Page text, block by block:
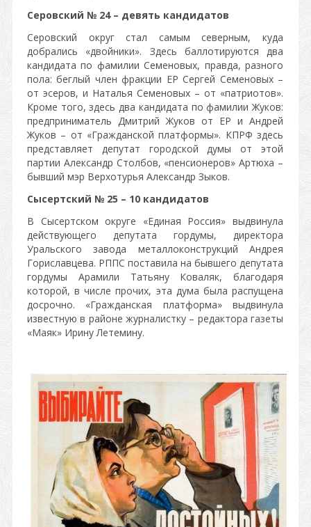
Серовский № 24 – девять кандидатов
Серовский округ стал самым северным, куда
добрались «двойники». Здесь баллотируются два
кандидата по фамилии Семеновых, правда, разного
пола: беглый член фракции ЕР Сергей Семеновых –
от эсеров, и Наталья Семеновых – от «патриотов».
Кроме того, здесь два кандидата по фамилии Жуков:
предприниматель Дмитрий Жуков от ЕР и Андрей
Жуков – от «Гражданской платформы». КПРФ здесь
представляет депутат городской думы от этой
партии Александр Столбов, «пенсионеров» Артюха –
бывший мэр Верхотурья Александр Зыков.
Сысертский № 25 – 10 кандидатов
В Сысертском округе «Единая Россия» выдвинула
действующего депутата гордумы, директора
Уральского завода металлоконструкций Андрея
Гориславцева. РППС поставила на бывшего депутата
гордумы Арамили Татьяну Коваляк, благодаря
которой, в числе прочих, эта дума была распущена
досрочно. «Гражданская платформа» выдвинула
известную в районе журналистку – редактора газеты
«Маяк» Ирину Летемину.